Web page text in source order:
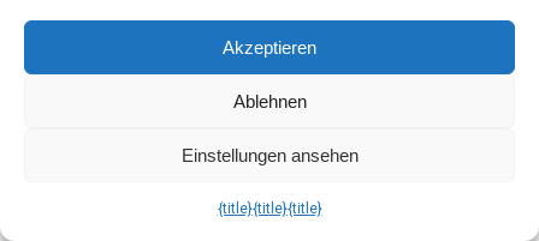
Februar
Akzeptieren
Ablehnen
Einstellungen ansehen
{title}{title}{title}